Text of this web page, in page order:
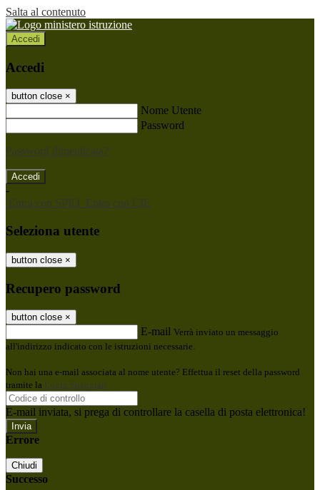
Salta al contenuto
Accedi
Accedi
button close ×
Nome Utente
Password
Password dimenticata?
-
Entra con SPID Entra con CIE
Seleziona utente
button close ×
Recupero password
button close ×
E-mail Verrà inviato un messaggio
all'indirizzo indicato con le istruzioni necessarie.
Non hai una e-mail associata al nome utente? Effettua il reset della password
tramite la Login Spaggiari
E-mail inviata, si prega di controllare la casella di posta elettronica!
Errore
Chiudi
Successo